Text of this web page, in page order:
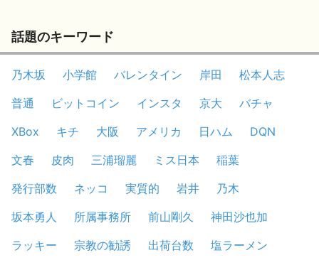
話題のキーワード
乃木坂 小学館 バレンタイン 岸田
松本人志
普通
ビットコイン インスタ 京大
バチャ
XBox
キチ 大阪 アメリカ 日ハム
DQN
文春
皮肉 三浦瑠麗 ミス日本
稲葉
発行部数
ネッコ 実質的 岩井
乃木
坂本勇人
所属事務所 前山剛久
神田沙也加
ラッキー
宗教の勧誘 出荷台数
塩ラーメン